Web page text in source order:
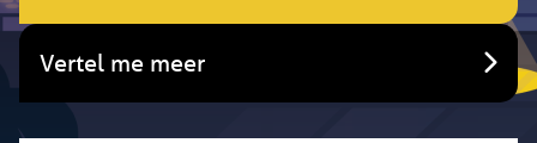
Vertel me meer